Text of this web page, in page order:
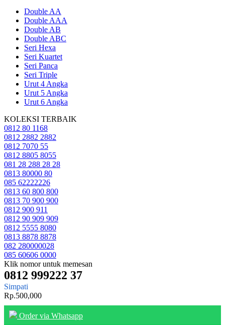
Double AA
Double AAA
Double AB
Double ABC
Seri Hexa
Seri Kuartet
Seri Panca
Seri Triple
Urut 4 Angka
Urut 5 Angka
Urut 6 Angka
KOLEKSI TERBAIK
0812 80 1168
0812 2882 2882
0812 7070 55
0812 8805 8055
081 28 288 28 28
0813 80000 80
085 62222226
0813 60 800 800
0813 70 900 900
0812 900 911
0812 90 909 909
0812 5555 8080
0813 8878 8878
082 280000028
085 60606 0000
Klik nomor untuk memesan
0812 999222 37
Simpati
Rp.500,000
Order via Whatsapp